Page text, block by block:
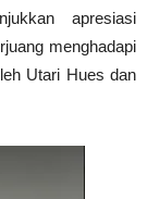
apresiasi
menghadapi
Utari Hues dan